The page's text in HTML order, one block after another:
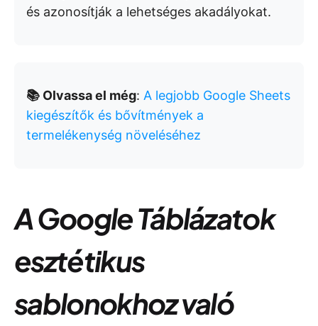
és azonosítják a lehetséges akadályokat.
📚 Olvassa el még: A legjobb Google Sheets
kiegészítők és bővítmények a
termelékenység növeléséhez
A Google Táblázatok
esztétikus
sablonokhoz való